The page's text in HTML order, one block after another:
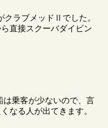
クラブメッドⅡでした。
直接スクーバダイビン
乗客が少ないので、言
なる人が出てきます。